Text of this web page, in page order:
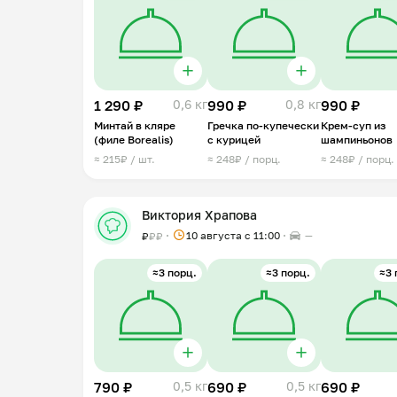
1 290 ₽ 0,6 кг
Минтай в кляре
(филе Borealis)
≈ 215₽ / шт.
990 ₽ 0,8 кг
Гречка по-купечески
с курицей
≈ 248₽ / порц.
990 ₽
Крем-суп из
шампиньонов
≈ 248₽ / порц.
Виктория Храпова
₽₽₽ 10 августа с 11:00 —
≈3 порц.
790 ₽ 0,5 кг
≈3 порц.
690 ₽ 0,5 кг
≈3
690 ₽